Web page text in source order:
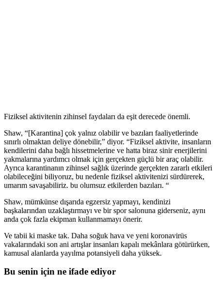
Fiziksel aktivitenin zihinsel faydaları da eşit derecede önemli.
Shaw, “[Karantina] çok yalnız olabilir ve bazıları faaliyetlerinde
sınırlı olmaktan deliye dönebilir,” diyor. “Fiziksel aktivite, insanların
kendilerini daha bağlı hissetmelerine ve hatta biraz sinir enerjilerini
yakmalarına yardımcı olmak için gerçekten güçlü bir araç olabilir.
Ayrıca karantinanın zihinsel sağlık üzerinde gerçekten zararlı etkileri
olabileceğini biliyoruz, bu nedenle fiziksel aktivitenizi sürdürerek,
umarım savaşabiliriz. bu olumsuz etkilerden bazıları. “
Shaw, mümkünse dışarıda egzersiz yapmayı, kendinizi
başkalarından uzaklaştırmayı ve bir spor salonuna giderseniz, aynı
anda çok fazla ekipman kullanmamayı önerir.
Ve tabii ki maske tak. Daha soğuk hava ve yeni koronavirüs
vakalarındaki son ani artışlar insanları kapalı mekânlara götürürken,
kamusal alanlarda yayılma potansiyeli daha yüksek.
Bu senin için ne ifade ediyor